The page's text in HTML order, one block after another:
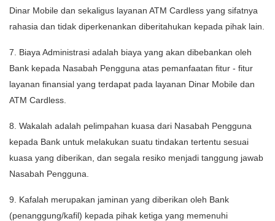
Dinar Mobile dan sekaligus layanan ATM Cardless yang sifatnya
rahasia dan tidak diperkenankan diberitahukan kepada pihak lain.
7. Biaya Administrasi adalah biaya yang akan dibebankan oleh
Bank kepada Nasabah Pengguna atas pemanfaatan fitur - fitur
layanan finansial yang terdapat pada layanan Dinar Mobile dan
ATM Cardless.
8. Wakalah adalah pelimpahan kuasa dari Nasabah Pengguna
kepada Bank untuk melakukan suatu tindakan tertentu sesuai
kuasa yang diberikan, dan segala resiko menjadi tanggung jawab
Nasabah Pengguna.
9. Kafalah merupakan jaminan yang diberikan oleh Bank
(penanggung/kafil) kepada pihak ketiga yang memenuhi